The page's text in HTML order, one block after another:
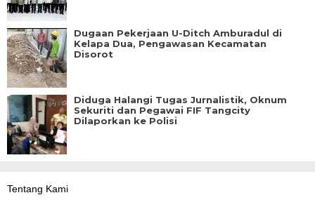
Dugaan Pekerjaan U-Ditch Amburadul di
Kelapa Dua, Pengawasan Kecamatan
Disorot
Diduga Halangi Tugas Jurnalistik, Oknum
Sekuriti dan Pegawai FIF Tangcity
Dilaporkan ke Polisi
Tentang Kami